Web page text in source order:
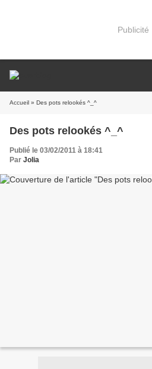
Publicité
Accueil » Des pots relookés ^_^
Des pots relookés ^_^
Publié le 03/02/2011 à 18:41
Par Jolia